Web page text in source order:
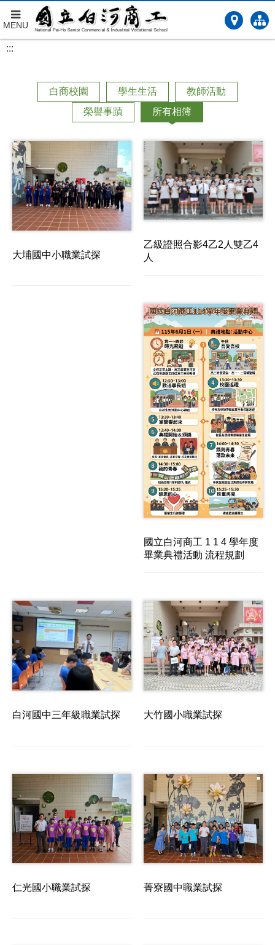
跳
到
MENU
:::
白商校園 學生生活
教師活動
榮譽事蹟
所有相簿
大埔國中小職業試探
乙級證照合影4乙2人雙乙4
人
國立白河商工 1 1 4 學年度
畢業典禮活動 流程規劃
白河國中三年級職業試探 大竹國小職業試探
仁光國小職業試探 菁寮國中職業試探